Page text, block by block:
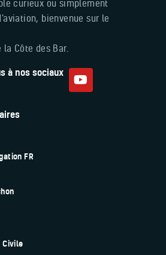
curieux ou simplement
bienvenue sur le
la Côte des Bar.
à nos sociaux
FR
Civile